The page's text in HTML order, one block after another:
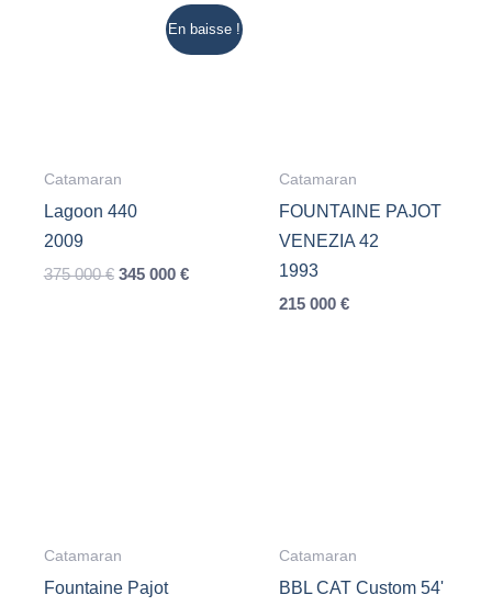
En baisse !
Catamaran
Lagoon 440
2009
375 000€ Le
345 000 €Le
Catamaran
FOUNTAINE PAJOT
VENEZIA 42
1993
215 000 €
Catamaran
Fountaine Pajot
Catamaran
BBL CAT Custom 54'